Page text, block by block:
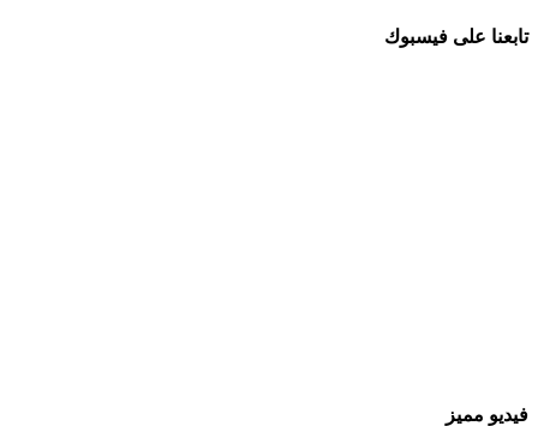
تابعنا على فيسبوك
فيديو مميز